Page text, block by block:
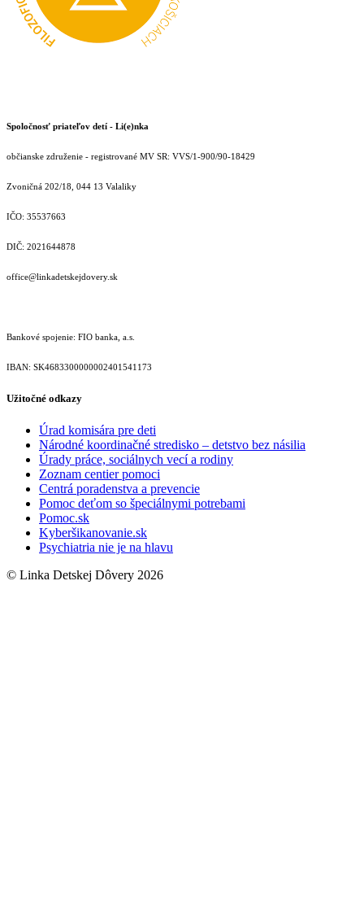
Spoločnosť priateľov detí - Li(e)nka
občianske združenie - registrované MV SR: VVS/1-900/90-18429
Zvoničná 202/18, 044 13 Valaliky
IČO: 35537663
DIČ: 2021644878
office@linkadetskejdovery.sk
Bankové spojenie: FIO banka, a.s.
IBAN: SK46833000000­02401541173
Užitočné odkazy
Úrad komisára pre deti
Národné koordinačné stredisko – detstvo bez násilia
Úrady práce, sociálnych vecí a rodiny
Zoznam centier pomoci
Centrá poradenstva a prevencie
Pomoc deťom so špeciálnymi potrebami
Pomoc.sk
Kyberšikanovanie.sk
Psychiatria nie je na hlavu
© Linka Detskej Dôvery 2026